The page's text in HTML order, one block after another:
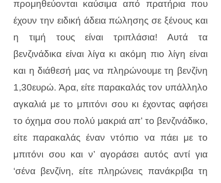
προμηθεύονται καύσιμα από πρατήρια που
έχουν την ειδική άδεια πώλησης σε ξένους και
η τιμή τους είναι τριπλάσια! Αυτά τα
βενζινάδικα είναι λίγα κι ακόμη πιο λίγη είναι
και η διάθεσή μας να πληρώνουμε τη βενζίνη
1,30ευρώ. Άρα, είτε παρακαλάς τον υπάλληλο
αγκαλιά με το μπιτόνι σου κι έχοντας αφήσει
το όχημα σου πολύ μακριά απ’ το βενζινάδικο,
είτε παρακαλάς έναν ντόπιο να πάει με το
μπιτόνι σου και ν’ αγοράσει αυτός αντί για
‘σένα βενζίνη, είτε πληρώνεις πανάκριβα τη